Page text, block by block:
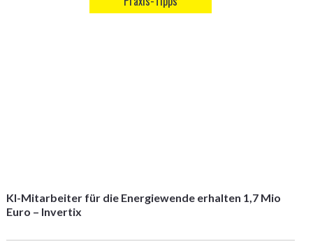
KI-Mitarbeiter für die Energiewende erhalten 1,7 Mio
Euro – Invertix